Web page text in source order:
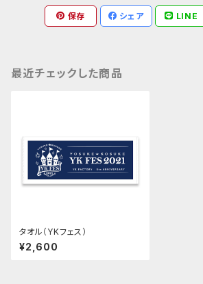
保存 シェア LINE
最近チェックした商品
タオル（YKフェス）
¥2,600